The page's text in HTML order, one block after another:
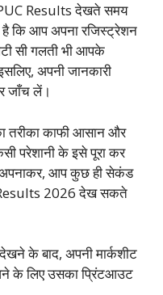
Results देखते समय
कि आप अपना रजिस्ट्रेशन
सी गलती भी आपके
अपनी जानकारी
जाँच लें।
तरीका काफी आसान और
परेशानी के इसे पूरा कर
अपनाकर, आप कुछ ही सेकंड
2026 देख सकते
के बाद, अपनी मार्कशीट
के लिए उसका प्रिंटआउट